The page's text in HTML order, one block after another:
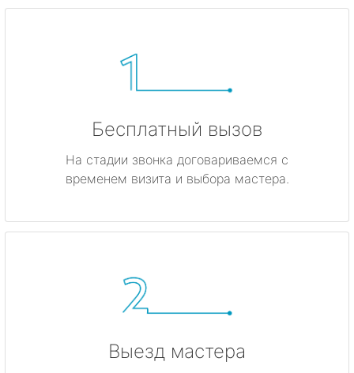
Бесплатный вызов
На стадии звонка договариваемся с
временем визита и выбора мастера.
Выезд мастера